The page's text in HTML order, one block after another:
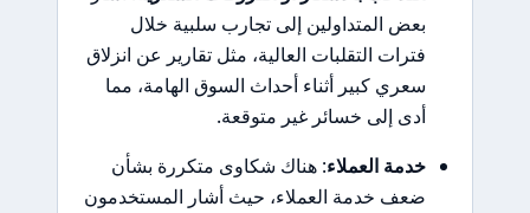
بعض المتداولين إلى تجارب سلبية خلال
فترات التقلبات العالية، مثل تقارير عن انزلاق
سعري كبير أثناء أحداث السوق الهامة، مما
أدى إلى خسائر غير متوقعة.
خدمة العملاء: هناك شكاوى متكررة بشأن
ضعف خدمة العملاء، حيث أشار المستخدمون